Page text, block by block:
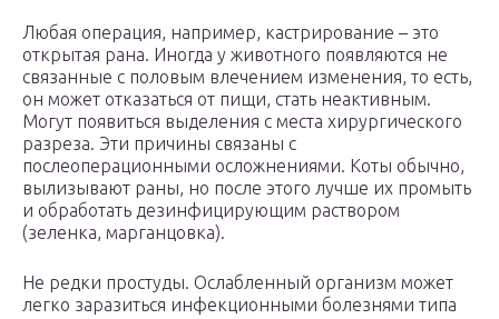
Любая операция, например, кастрирование – это
открытая рана. Иногда у животного появляются не
связанные с половым влечением изменения, то есть,
он может отказаться от пищи, стать неактивным.
Могут появиться выделения с места хирургического
разреза. Эти причины связаны с
послеоперационными осложнениями. Коты обычно,
вылизывают раны, но после этого лучше их промыть
и обработать дезинфицирующим раствором
(зеленка, марганцовка).
Не редки простуды. Ослабленный организм может
легко заразиться инфекционными болезнями типа